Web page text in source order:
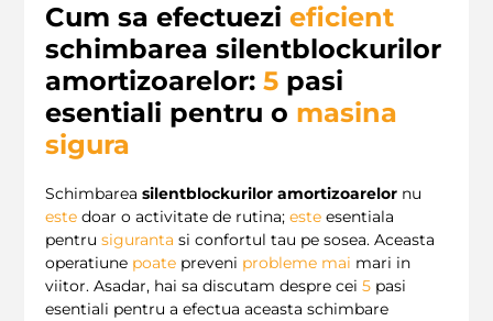
Cum sa efectuezi eficient
schimbarea silentblockurilor
amortizoarelor: 5 pasi
esentiali pentru o masina
sigura
Schimbarea silentblockurilor amortizoarelor nu
este doar o activitate de rutina; este esentiala
pentru siguranta si confortul tau pe sosea. Aceasta
operatiune poate preveni probleme mai mari in
viitor. Asadar, hai sa discutam despre cei 5 pasi
esentiali pentru a efectua aceasta schimbare